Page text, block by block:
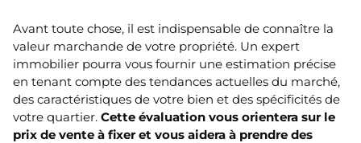
Avant toute chose, il est indispensable de connaître la
valeur marchande de votre propriété. Un expert
immobilier pourra vous fournir une estimation précise
en tenant compte des tendances actuelles du marché,
des caractéristiques de votre bien et des spécificités de
votre quartier. Cette évaluation vous orientera sur le
prix de vente à fixer et vous aidera à prendre des